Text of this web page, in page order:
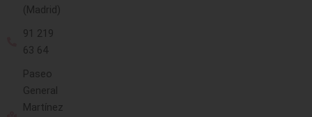
(Madrid)
91 219
63 64
Paseo
General
Martínez